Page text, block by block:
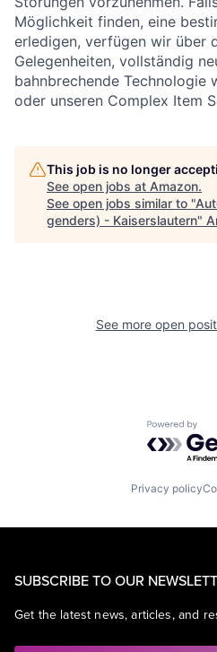
Möglichkeit finden, eine
erledigen, verfügen wir über
Gelegenheiten, vollständig
bahnbrechende Technologie
oder unseren Complex Item
This job is no longer
See open jobs at Amazon.
See open jobs similar to "
genders) - Kaiserslautern"
See more open
Powered
Privacy policy
SUBSCRIBE TO OUR
Get the latest news, articles, and